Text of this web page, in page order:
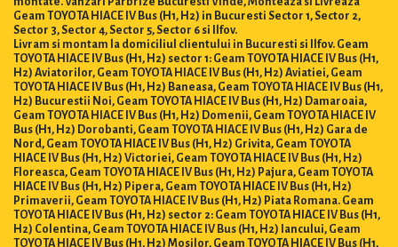
Geam TOYOTA HIACE IV Bus (H1, H2) in Bucuresti Sector 1, Sector 2,
Sector 3, Sector 4, Sector 5, Sector 6 si Ilfov.
Livram si montam la domiciliul clientului in Bucuresti si Ilfov. Geam
TOYOTA HIACE IV Bus (H1, H2) sector 1: Geam TOYOTA HIACE IV Bus (H1,
H2) Aviatorilor, Geam TOYOTA HIACE IV Bus (H1, H2) Aviatiei, Geam
TOYOTA HIACE IV Bus (H1, H2) Baneasa, Geam TOYOTA HIACE IV Bus (H1,
H2) Bucurestii Noi, Geam TOYOTA HIACE IV Bus (H1, H2) Damaroaia,
Geam TOYOTA HIACE IV Bus (H1, H2) Domenii, Geam TOYOTA HIACE IV
Bus (H1, H2) Dorobanti, Geam TOYOTA HIACE IV Bus (H1, H2) Gara de
Nord, Geam TOYOTA HIACE IV Bus (H1, H2) Grivita, Geam TOYOTA
HIACE IV Bus (H1, H2) Victoriei, Geam TOYOTA HIACE IV Bus (H1, H2)
Floreasca, Geam TOYOTA HIACE IV Bus (H1, H2) Pajura, Geam TOYOTA
HIACE IV Bus (H1, H2) Pipera, Geam TOYOTA HIACE IV Bus (H1, H2)
Primaverii, Geam TOYOTA HIACE IV Bus (H1, H2) Piata Romana. Geam
TOYOTA HIACE IV Bus (H1, H2) sector 2: Geam TOYOTA HIACE IV Bus (H1,
H2) Colentina, Geam TOYOTA HIACE IV Bus (H1, H2) Iancului, Geam
TOYOTA HIACE IV Bus (H1, H2) Mosilor, Geam TOYOTA HIACE IV Bus (H1,